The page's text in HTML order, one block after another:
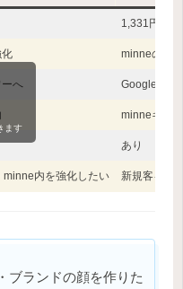
1,331円〜
minneの外
へ Googleや
minneギャ
あり
minne内を強化したい 新規客を増
ます
ブランドの顔を作りた